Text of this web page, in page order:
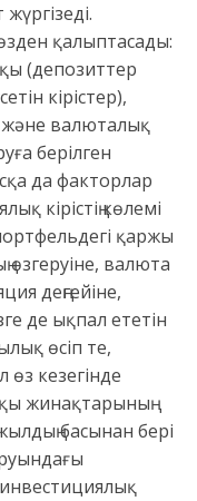
қалыптасады:
(депозиттер
кірістер),
валюталық
берілген
да факторлар
кірістің көлемі
қаржы
өзгеруіне, валюта
деңгейіне,
де ықпал ететін
өсіп те,
кезегінде
жинақтарының
басынан бері